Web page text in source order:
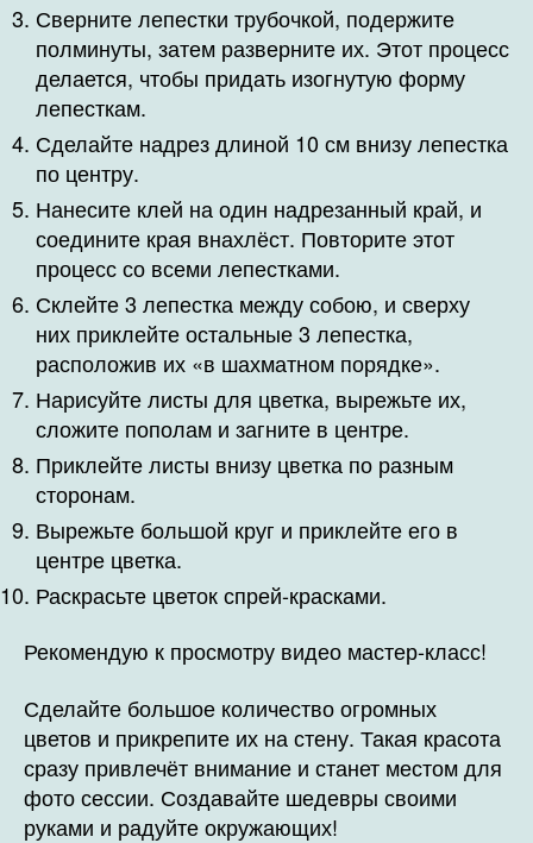
Сверните лепестки трубочкой, подержите
полминуты, затем разверните их. Этот процесс
делается, чтобы придать изогнутую форму
лепесткам.
Сделайте надрез длиной 10 см внизу лепестка
по центру.
Нанесите клей на один надрезанный край, и
соедините края внахлёст. Повторите этот
процесс со всеми лепестками.
Склейте 3 лепестка между собою, и сверху
них приклейте остальные 3 лепестка,
расположив их «в шахматном порядке».
Нарисуйте листы для цветка, вырежьте их,
сложите пополам и загните в центре.
Приклейте листы внизу цветка по разным
сторонам.
Вырежьте большой круг и приклейте его в
центре цветка.
Раскрасьте цветок спрей-красками.
Рекомендую к просмотру видео мастер-класс!
Сделайте большое количество огромных
цветов и прикрепите их на стену. Такая красота
сразу привлечёт внимание и станет местом для
фото сессии. Создавайте шедевры своими
руками и радуйте окружающих!